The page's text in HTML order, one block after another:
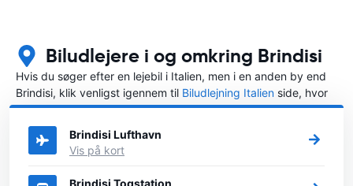
Biludlejere i og omkring Brindisi
Hvis du søger efter en lejebil i Italien, men i en anden by end
Brindisi, klik venligst igennem til Biludlejning Italien side, hvor
du kan vælge, i hvilken by i Italien du ønsker at leje en bil.
Brindisi Lufthavn
Vis på kort
Brindisi Togstation